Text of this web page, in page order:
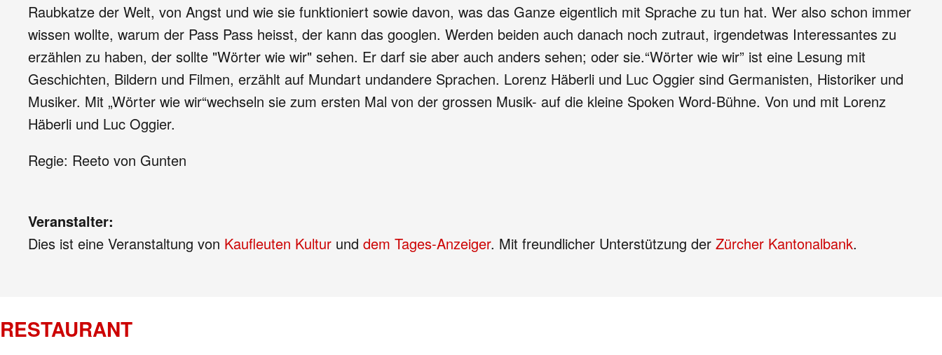
Raubkatze der Welt, von Angst und wie sie funktioniert sowie davon, was das Ganze eigentlich mit Sprache zu tun hat. Wer also schon immer
wissen wollte, warum der Pass Pass heisst, der kann das googlen. Werden beiden auch danach noch zutraut, irgendetwas Interessantes zu
erzählen zu haben, der sollte "Wörter wie wir" sehen. Er darf sie aber auch anders sehen; oder sie.“Wörter wie wir” ist eine Lesung mit
Geschichten, Bildern und Filmen, erzählt auf Mundart undandere Sprachen. Lorenz Häberli und Luc Oggier sind Germanisten, Historiker und
Musiker. Mit „Wörter wie wir“wechseln sie zum ersten Mal von der grossen Musik- auf die kleine Spoken Word-Bühne. Von und mit Lorenz
Häberli und Luc Oggier.
Regie: Reeto von Gunten
Veranstalter:
Dies ist eine Veranstaltung von Kaufleuten Kultur und dem Tages-Anzeiger. Mit freundlicher Unterstützung der Zürcher Kantonalbank.
RESTAURANT